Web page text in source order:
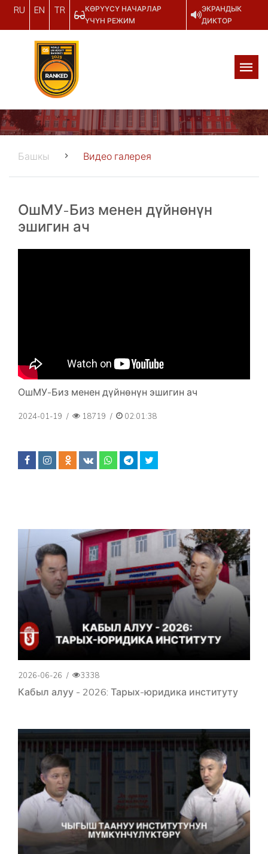
RU EN TR
КӨРҮҮСҮ НАЧАРЛАР
ҮЧҮН РЕЖИМ
ЭКРАНДЫК
ДИКТОР
Башкы Видео галерея
ОшМУ-Биз менен дүйнөнүн
эшигин ач
ОшМУ-Биз менен дүйнөнүн эшигин ач
2024-01-19 / 18719 / 02:01:38
2026-06-26 / 3338
Кабыл алуу - 2026: Тарых-юридика институту